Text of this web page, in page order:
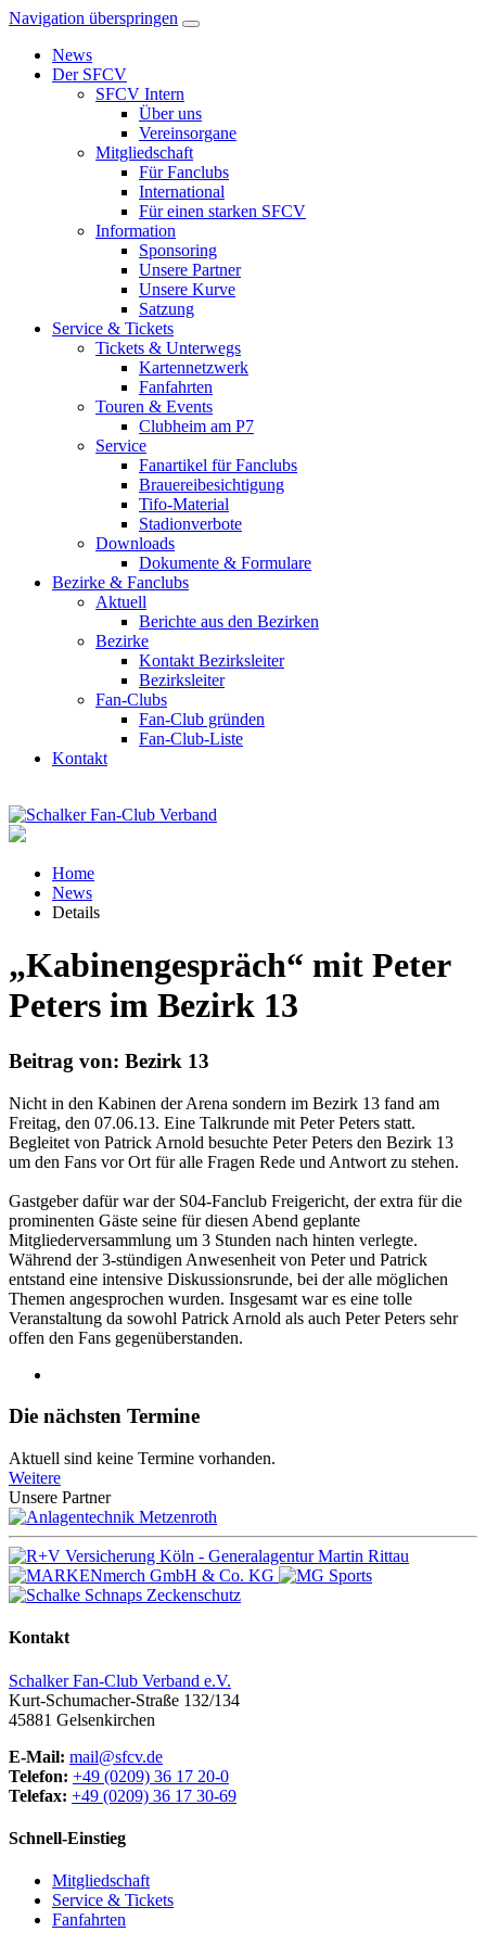
Navigation überspringen
News
Der SFCV
SFCV Intern
Über uns
Vereinsorgane
Mitgliedschaft
Für Fanclubs
International
Für einen starken SFCV
Information
Sponsoring
Unsere Partner
Unsere Kurve
Satzung
Service & Tickets
Tickets & Unterwegs
Kartennetzwerk
Fanfahrten
Touren & Events
Clubheim am P7
Service
Fanartikel für Fanclubs
Brauereibesichtigung
Tifo-Material
Stadionverbote
Downloads
Dokumente & Formulare
Bezirke & Fanclubs
Aktuell
Berichte aus den Bezirken
Bezirke
Kontakt Bezirksleiter
Bezirksleiter
Fan-Clubs
Fan-Club gründen
Fan-Club-Liste
Kontakt
Home
News
Details
„Kabinengespräch“ mit Peter
Peters im Bezirk 13
Beitrag von: Bezirk 13
Nicht in den Kabinen der Arena sondern im Bezirk 13 fand am
Freitag, den 07.06.13. Eine Talkrunde mit Peter Peters statt.
Begleitet von Patrick Arnold besuchte Peter Peters den Bezirk 13
um den Fans vor Ort für alle Fragen Rede und Antwort zu stehen.
Gastgeber dafür war der S04-Fanclub Freigericht, der extra für die
prominenten Gäste seine für diesen Abend geplante
Mitgliederversammlung um 3 Stunden nach hinten verlegte.
Während der 3-stündigen Anwesenheit von Peter und Patrick
entstand eine intensive Diskussionsrunde, bei der alle möglichen
Themen angesprochen wurden. Insgesamt war es eine tolle
Veranstaltung da sowohl Patrick Arnold als auch Peter Peters sehr
offen den Fans gegenüberstanden.
Die nächsten Termine
Aktuell sind keine Termine vorhanden.
Weitere
Unsere Partner
Kontakt
Schalker Fan-Club Verband e.V.
Kurt-Schumacher-Straße 132/134
45881 Gelsenkirchen
E-Mail: mail@sfcv.de
Telefon: +49 (0209) 36 17 20-0
Telefax: +49 (0209) 36 17 30-69
Schnell-Einstieg
Mitgliedschaft
Service & Tickets
Fanfahrten